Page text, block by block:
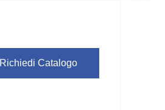
Richiedi Catalogo